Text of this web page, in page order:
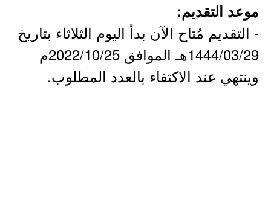
موعد التقديم:
- التقديم مُتاح الآن بدأ اليوم الثلاثاء بتاريخ
1444/03/29هـ الموافق 2022/10/25م
وينتهي عند الاكتفاء بالعدد المطلوب.